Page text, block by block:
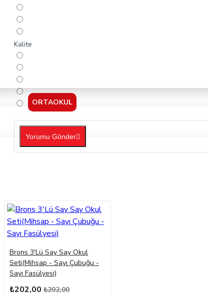
ORTAOKUL
Kalite
Yorumu Gönder
Brons 3'Lü Say Say Okul
Seti(Mihsap - Sayı Çubuğu -
Sayı Fasülyesi)
₺202,00 ₺202,00